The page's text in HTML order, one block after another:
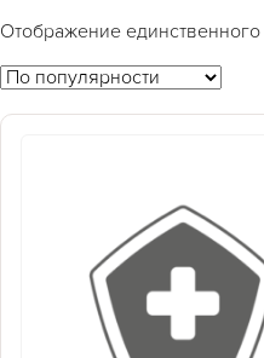
Отображение единственного